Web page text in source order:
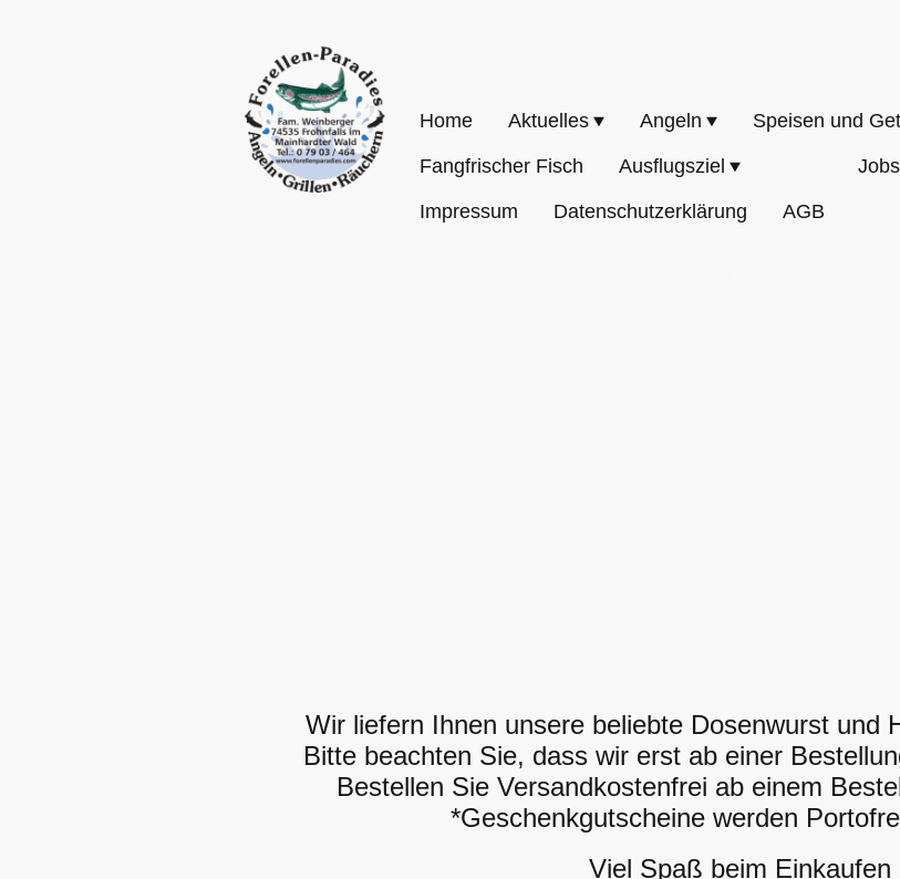
Home Aktuelles Angeln Speisen und
Fangfrischer Fisch Ausflugsziel Jobs
Impressum Datenschutzerklärung AGB
Wir liefern Ihnen unsere beliebte Dosenwurst und
Bitte beachten Sie, dass wir erst ab einer
Bestellen Sie Versandkostenfrei ab einem
*Geschenkgutscheine werden
Viel Spaß beim Einkaufen